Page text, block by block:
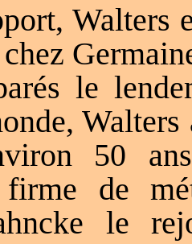
Walters
chez
le
50
firme de
le